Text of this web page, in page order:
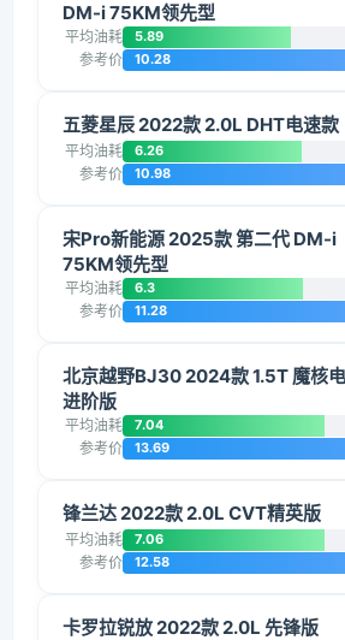
DM-i 75KM领先型
平均油耗 5.89
参考价 10.28
五菱星辰 2022款 2.0L DHT电速款
平均油耗 6.26
参考价 10.98
宋Pro新能源 2025款 第二代 DM-i
75KM领先型
平均油耗 6.3
参考价 11.28
北京越野BJ30 2024款 1.5T 魔核
进阶版
平均油耗 7.04
参考价 13.69
锋兰达 2022款 2.0L CVT精英版
平均油耗 7.06
参考价 12.58
卡罗拉锐放 2022款 2.0L 先锋版